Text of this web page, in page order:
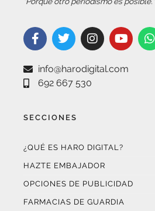
info@harodigital.com
692 667 530
SECCIONES
¿QUÉ ES HARO DIGITAL?
HAZTE EMBAJADOR
OPCIONES DE PUBLICIDAD
FARMACIAS DE GUARDIA